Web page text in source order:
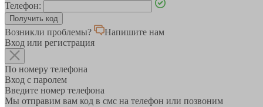
Телефон:
Возникли проблемы?
Напишите нам
Вход или регистрация
По номеру телефона
Вход с паролем
Введите номер телефона
Мы отправим вам код в смс на телефон или позвоним